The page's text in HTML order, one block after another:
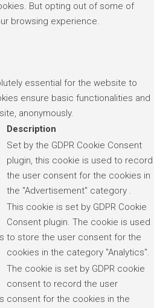
But opting out of some of
browsing experience.
essential for the website to
ensure basic functionalities and
anonymously.
Description
Set by the GDPR Cookie Consent
plugin, this cookie is used to record
the user consent for the cookies in
the "Advertisement" category .
This cookie is set by GDPR Cookie
Consent plugin. The cookie is used
to store the user consent for the
cookies in the category "Analytics".
The cookie is set by GDPR cookie
consent to record the user
consent for the cookies in the